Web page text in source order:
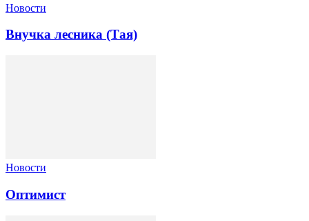
Новости
Внучка лесника (Тая)
Новости
Оптимист